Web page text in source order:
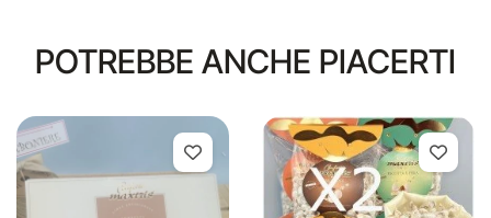
POTREBBE ANCHE PIACERTI